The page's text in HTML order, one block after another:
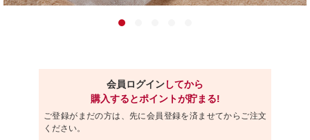
会員ログインしてから
購入するとポイントが貯まる!
ご登録がまだの方は、先に会員登録を済ませてからご注文
ください。